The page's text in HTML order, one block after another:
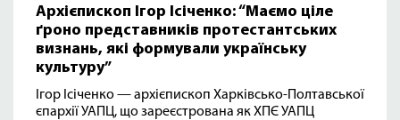
Архієпископ Ігор Ісіченко: “Маємо ціле
ґроно представників протестантських
визнань, які формували українську
культуру”
Ігор Ісіченко — архієпископ Харківсько-Полтавської
єпархії УАПЦ, що зареєстрована як ХПЄ УАПЦ